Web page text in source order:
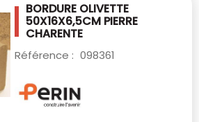
BORDURE OLIVETTE
50X16X6,5CM PIERRE
CHARENTE
Référence : 098361